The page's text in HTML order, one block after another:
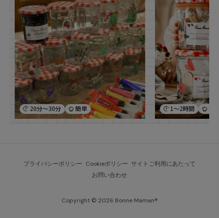
20分～30分 簡単 1～2時間 簡
プライバシーポリシー Cookieポリシー サイトご利用にあたって
お問い合わせ
Copyright © 2026 Bonne Maman®